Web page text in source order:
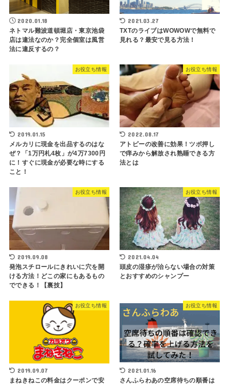
2020.01.18
ネトマル難波道頓堀店・東京池袋
店は違法なのか？完全個室は風営
法に違反するの？
2021.03.27
TXTのライブはWOWOWで無料で
見れる？最安で見る方法！
お役立ち情報
2019.01.15
メルカリに現金を出品するのはな
ぜ？「1万円札4枚」が4万7300円
に！すぐに現金が必要な時にする
こと！
お役立ち情報
2022.08.17
アトピーの改善に効果！ツボ押し
で痒みから解放され熟睡できる方
法とは
お役立ち情報
2019.09.08
発泡スチロールにきれいに穴を開
ける方法！どこの家にもあるもの
でできる！【裏技】
お役立ち情報
2021.04.04
頭皮の湿疹が治らない場合の対策
とおすすめのシャンプー
お役立ち情報
2019.09.07
まねきねこの料金はクーポンで安
お役立ち情報
2021.01.16
さんふらわあの空席待ちの順番は